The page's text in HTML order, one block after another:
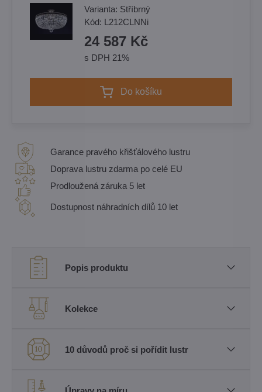
Varianta: Stříbrný
Kód: L212CLNNi
24 587 Kč
s DPH 21%
Do košíku
Garance pravého křišťálového lustru
Doprava lustru zdarma po celé EU
Prodloužená záruka 5 let
Dostupnost náhradních dílů 10 let
Popis produktu
Kolekce
10 důvodů proč si pořídit lustr